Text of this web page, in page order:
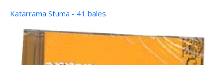
Katarrama Stuma - 41 bales